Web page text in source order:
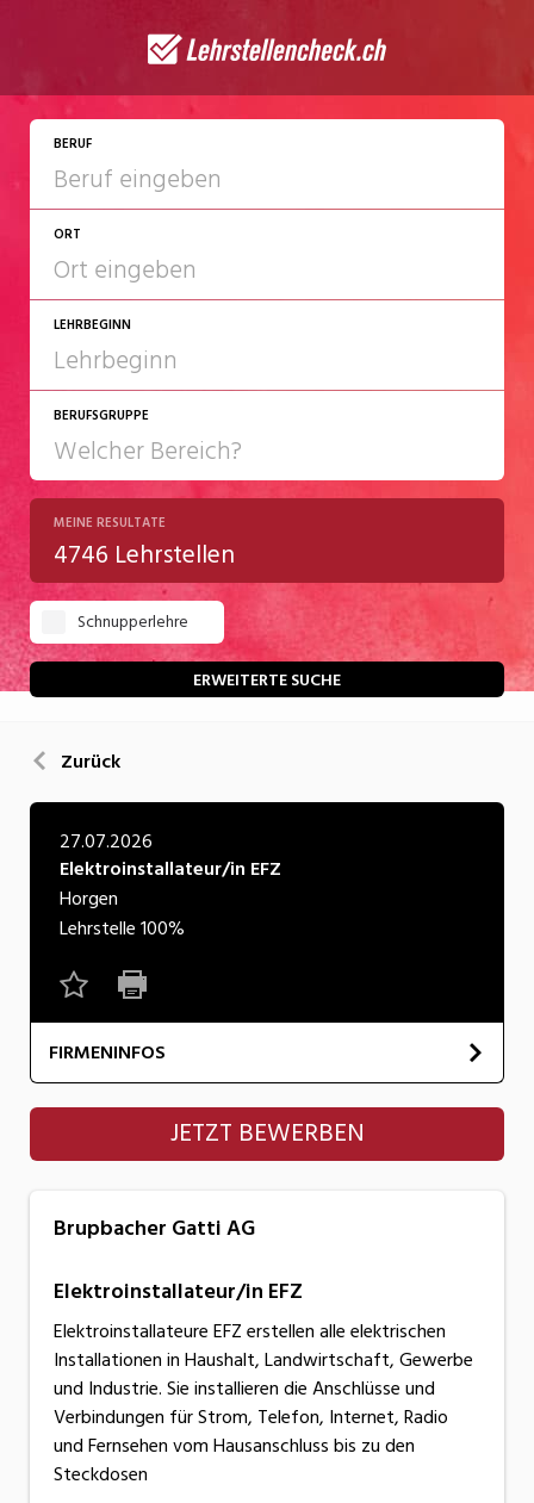
BERUF
ORT
LEHRBEGINN
2027
2028
BERUFSGRUPPE
Chemie/Pharma
Gastgewerbe
Gesundheit/Pflege/Soziales
Handwerk/Technik
Kultur
Natur
Verkehr/Logistik
Wirtschaft/Verwaltung
MEINE RESULTATE
4746 Lehrstellen
Schnupperlehre
ERWEITERTE SUCHE
Zurück
27.07.2026
Elektroinstallateur/in EFZ
Horgen
Lehrstelle100%
FIRMENINFOS
Brupbacher Gatti AG
JETZT BEWERBEN
Brupbacher Gatti AG
Elektroinstallateur/in EFZ
Elektroinstallateure EFZ erstellen alle elektrischen
Installationen in Haushalt, Landwirtschaft, Gewerbe
und Industrie. Sie installieren die Anschlüsse und
Verbindungen für Strom, Telefon, Internet, Radio
und Fernsehen vom Hausanschluss bis zu den
Steckdosen